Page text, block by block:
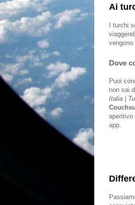
Ai
I turchi
Dove
Puoi
non sai
Italia |
aperitivo
app.